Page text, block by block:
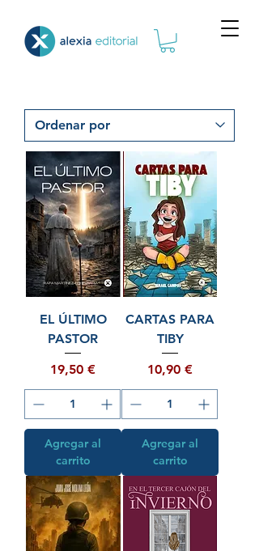
EL ÚLTIMO
PASTOR
Precio
19,50 €
Agregar al
carrito
CARTAS PARA
TIBY
Precio
10,90 €
Agregar al
carrito